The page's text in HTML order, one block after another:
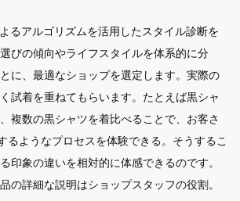
るアルゴリズムを活用したスタイル診断を
びの傾向やライフスタイルを体系的に分
に、最適なショップを選定します。実際の
試着を重ねてもらいます。たとえば黒シャ
複数の黒シャツを着比べることで、お客さ
るようなプロセスを体験できる。そうするこ
印象の違いを相対的に体感できるのです。
の詳細な説明はショップスタッフの役割。